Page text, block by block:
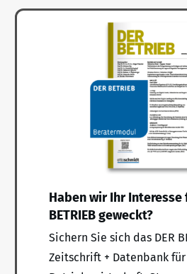
Haben wir Ihr Interesse
BETRIEB geweckt?
Sichern Sie sich das DER
Zeitschrift + Datenbank für